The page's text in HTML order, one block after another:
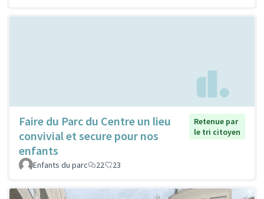
Faire du Parc du Centre un lieu
convivial et secure pour nos
enfants
Retenue par
le tri citoyen
Enfants du parc 22 23